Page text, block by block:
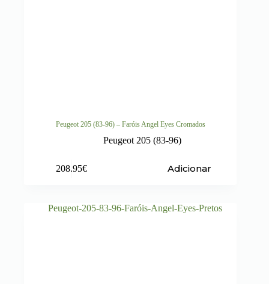
Peugeot 205 (83-96) – Faróis Angel Eyes Cromados
Peugeot 205 (83-96)
208.95€ Adicionar